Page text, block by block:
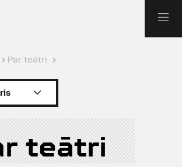
› Par teātri ›
teātri